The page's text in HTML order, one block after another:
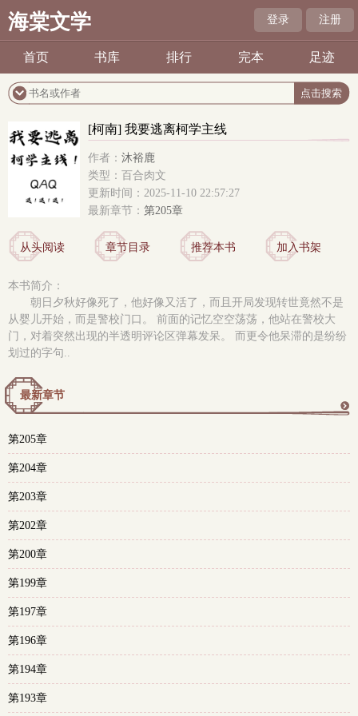
海棠文学 登录 注册
首页 书库 排行 完本 足迹
[柯南] 我要逃离柯学主线
作者： 沐裕鹿
类型：百合肉文
更新时间：2025-11-10 22:57:27
最新章节： 第205章
从头阅读 章节目录 推荐本书 加入书架
本书简介：
朝日夕秋好像死了，他好像又活了，而且开局发现转世竟然不是
从婴儿开始，而是警校门口。 前面的记忆空空荡荡，他站在警校大
门，对着突然出现的半透明评论区弹幕发呆。 而更令他呆滞的是纷纷
划过的字句..
最新章节
第205章
第204章
第203章
第202章
第200章
第199章
第197章
第196章
第194章
第193章